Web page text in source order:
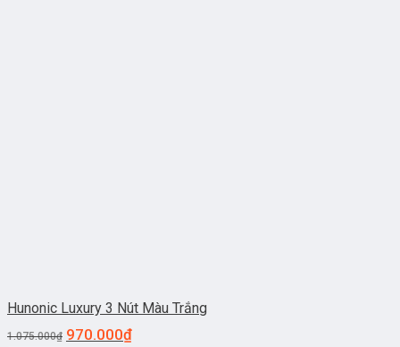
Hunonic Luxury 3 Nút Màu Trắng
1.075.000₫ 970.000₫